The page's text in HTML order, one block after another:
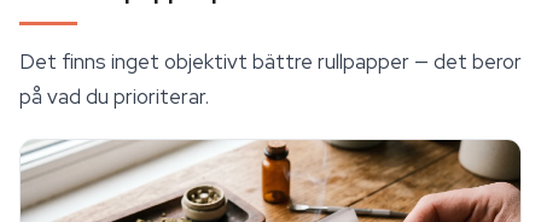
Det finns inget objektivt bättre rullpapper — det beror
på vad du prioriterar.